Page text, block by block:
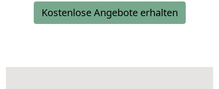
Kostenlose Angebote erhalten